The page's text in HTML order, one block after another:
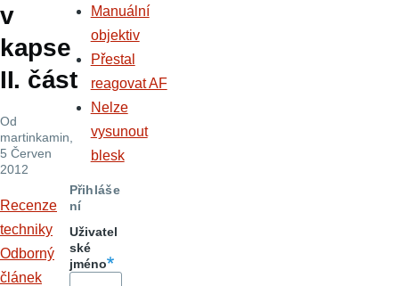
v
kapse
II. část
Od
martinkamin
5 Červen
2012
Recenze
techniky
Odborný
článek
Manuální
objektiv
Přestal
reagovat AF
Nelze
vysunout
blesk
Přihláše
ní
Uživatel
ské
jméno